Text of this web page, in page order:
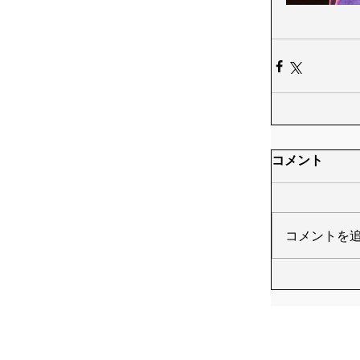
コメント
コメントを